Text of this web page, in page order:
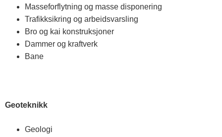
Masseforflytning og masse disponering
Trafikksikring og arbeidsvarsling
Bro og kai konstruksjoner
Dammer og kraftverk
Bane
Geoteknikk
Geologi